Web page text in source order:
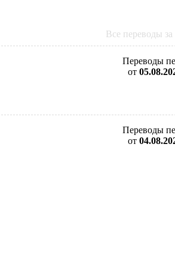
Все переводы за
Переводы
от
Переводы
от